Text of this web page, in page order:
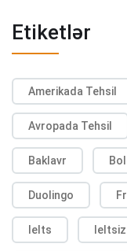
Etiketlər
Amerikada Tehsil
Avropada Tehsil
Baklavr
Duolingo
Ielts